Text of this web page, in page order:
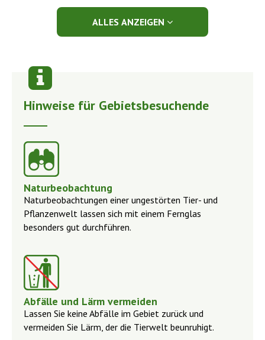
ALLES ANZEIGEN
Hinweise für Gebietsbesuchende
Naturbeobachtung
Naturbeobachtungen einer ungestörten Tier- und
Pflanzenwelt lassen sich mit einem Fernglas
besonders gut durchführen.
Abfälle und Lärm vermeiden
Lassen Sie keine Abfälle im Gebiet zurück und
vermeiden Sie Lärm, der die Tierwelt beunruhigt.